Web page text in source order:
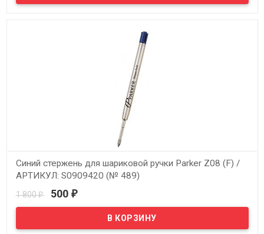
Синий стержень для шариковой ручки Parker Z08 (F) /
АРТИКУЛ: S0909420 (№ 489)
В наличии
1 800₽ 500 ₽